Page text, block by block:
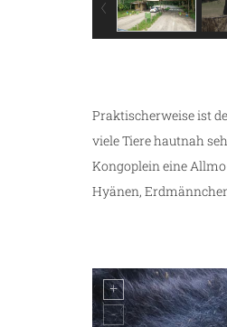
Praktischerweise ist
viele Tiere hautnah
Kongoplein eine
Hyänen,